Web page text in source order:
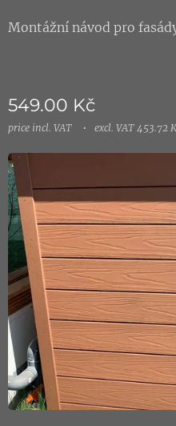
Montážní návod pro
549.00 Kč
price incl. VAT excl. VAT 453.72